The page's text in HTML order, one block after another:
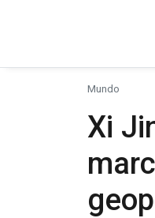
Mundo
Xi